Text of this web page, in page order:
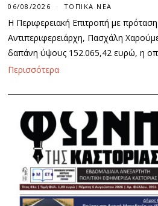
06/08/2026 ΤΟΠΙΚΆ ΝΈΑ
Η Περιφερειακή Επιτροπή με
Αντιπεριφερειάρχη, Πασχάλη
δαπάνη ύψους 152.065,42 ευρώ, η
Περισσότερα